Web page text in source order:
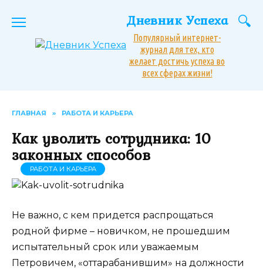
Дневник Успеха
Популярный интернет-
журнал для тех, кто
желает достичь успеха во
всех сферах жизни!
ГЛАВНАЯ » РАБОТА И КАРЬЕРА
Как уволить сотрудника: 10
законных способов
РАБОТА И КАРЬЕРА
Не важно, с кем придется распрощаться
родной фирме – новичком, не прошедшим
испытательный срок или уважаемым
Петровичем, «оттарабанившим» на должности